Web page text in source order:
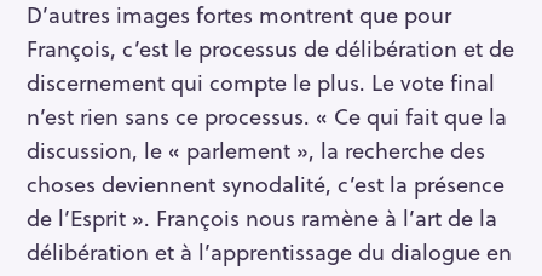
D’autres images fortes montrent que pour
François, c’est le processus de délibération et de
discernement qui compte le plus. Le vote final
n’est rien sans ce processus. « Ce qui fait que la
discussion, le « parlement », la recherche des
choses deviennent synodalité, c’est la présence
de l’Esprit ». François nous ramène à l’art de la
délibération et à l’apprentissage du dialogue en